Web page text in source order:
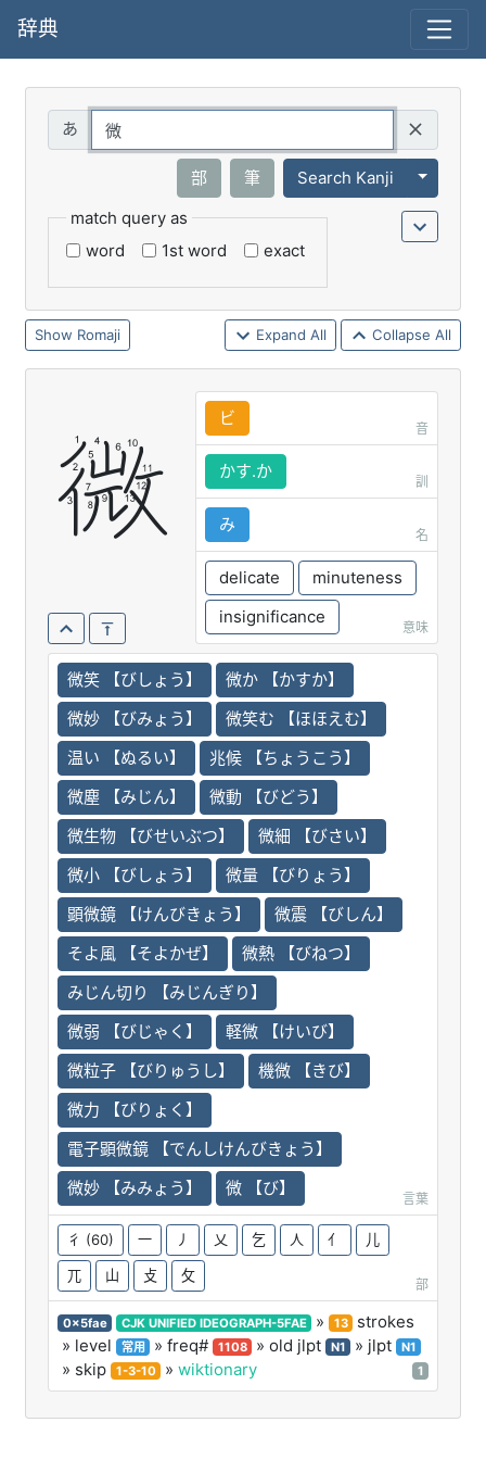
辞典
部 筆 Search Kanji
Toggle
match query as
word
1st word exact
Romaji Expand All Collapse All
微 ビ
音
かす.か
訓
み
名
delicate
minuteness
insignificance
意味
微笑 【びしょう】
微か 【かすか】
微妙 【びみょう】
微笑む 【ほほえむ】
温い 【ぬるい】
兆候 【ちょうこう】
微塵 【みじん】
微動 【びどう】
微生物 【びせいぶつ】
微細 【びさい】
微小 【びしょう】
微量 【びりょう】
顕微鏡 【けんびきょう】
微震 【びしん】
そよ風 【そよかぜ】
微熱 【びねつ】
みじん切り 【みじんぎり】
微弱 【びじゃく】
軽微 【けいび】
微粒子 【びりゅうし】
機微 【きび】
微力 【びりょく】
電子顕微鏡 【でんしけんびきょう】
微妙 【みみょう】
微 【び】
言葉
彳 (60) 一 丿 乂 乞 人 亻 儿
兀 山 攴 攵
部
0x5fae CJK UNIFIED IDEOGRAPH-5FAE » 13
strokes
» level
常用 » freq# 1108 » old jlpt N1 » jlpt N1
» skip 1-3-10 » wiktionary 1